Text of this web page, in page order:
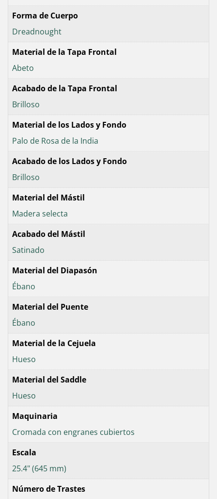
Forma de Cuerpo
Dreadnought
Material de la Tapa Frontal
Abeto
Acabado de la Tapa Frontal
Brilloso
Material de los Lados y Fondo
Palo de Rosa de la India
Acabado de los Lados y Fondo
Brilloso
Material del Mástil
Madera selecta
Acabado del Mástil
Satinado
Material del Diapasón
Ébano
Material del Puente
Ébano
Material de la Cejuela
Hueso
Material del Saddle
Hueso
Maquinaria
Cromada con engranes cubiertos
Escala
25.4" (645 mm)
Número de Trastes